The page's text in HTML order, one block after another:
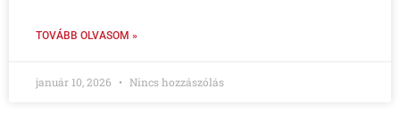
TOVÁBB OLVASOM »
január 10, 2026 Nincs hozzászólás